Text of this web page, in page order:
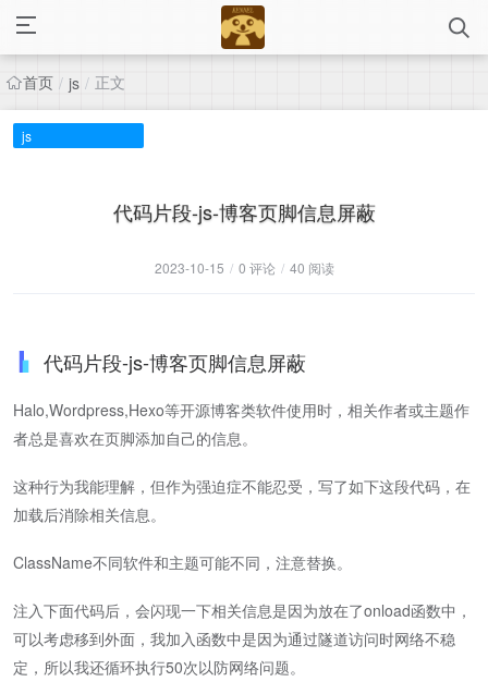
首页 / js / 正文
js
代码片段-js-博客页脚信息屏蔽
2023-10-15 / 0 评论 / 40 阅读
代码片段-js-博客页脚信息屏蔽
Halo,Wordpress,Hexo等开源博客类软件使用时，相关作者或主题作
者总是喜欢在页脚添加自己的信息。
这种行为我能理解，但作为强迫症不能忍受，写了如下这段代码，在
加载后消除相关信息。
ClassName不同软件和主题可能不同，注意替换。
注入下面代码后，会闪现一下相关信息是因为放在了onload函数中，
可以考虑移到外面，我加入函数中是因为通过隧道访问时网络不稳
定，所以我还循环执行50次以防网络问题。